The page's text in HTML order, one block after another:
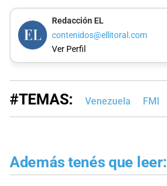
Redacción EL
contenidos@ellitoral.com
Ver Perfil
#TEMAS: Venezuela FMI
Además tenés que leer: